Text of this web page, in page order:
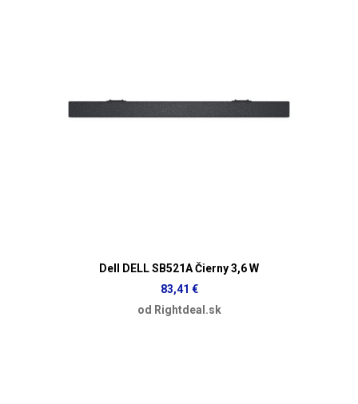
Dell DELL SB521A Čierny 3,6 W
83,41 €
od Rightdeal.sk